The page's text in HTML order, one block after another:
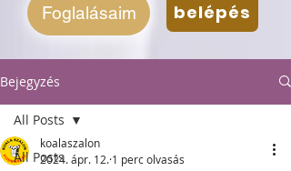
Foglalásaim belépés
Bejegyzés
All Posts
All Posts
koalaszalon
2024. ápr. 12. 1 perc olvasás